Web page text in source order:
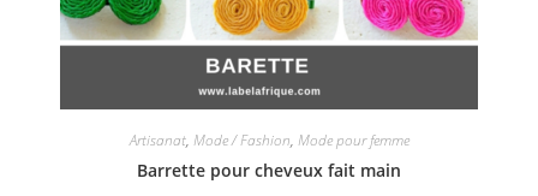
Artisanat, Mode / Fashion, Mode pour femme
Barrette pour cheveux fait main